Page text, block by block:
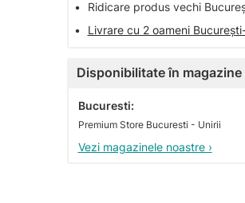
•
Ridicare produs vechi
•
Livrare cu 2 oameni
Disponibilitate în magazine
Bucuresti:
Premium Store Bucuresti - Unirii
Vezi magazinele noastre ›